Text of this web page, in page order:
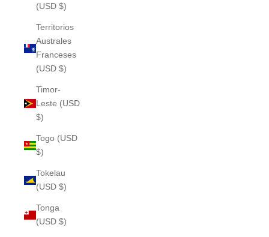
(USD $)
Territorios
Australes
Franceses
(USD $)
Timor-
Leste (USD
$)
Togo (USD
$)
Tokelau
(USD $)
Tonga
(USD $)